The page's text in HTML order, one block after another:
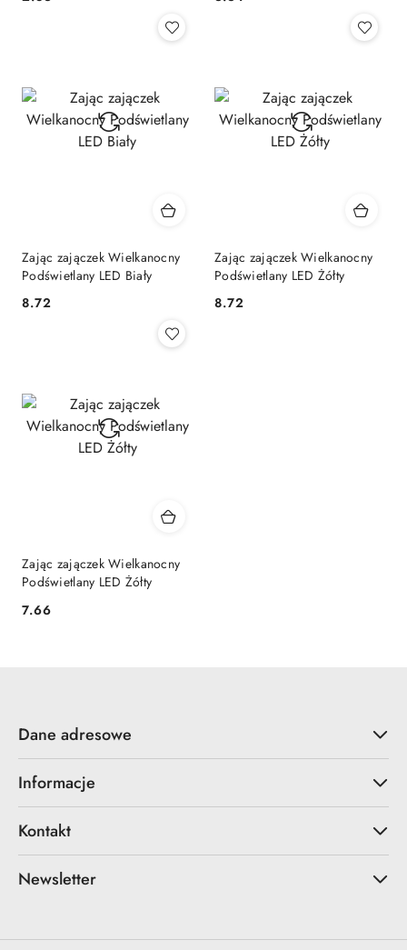
Cena: Cena:
Zając zajączek Wielkanocny
Podświetlany LED Biały
Cena:
8.72
Zając zajączek Wielkanocny
Podświetlany LED Żółty
Cena:
8.72
Zając zajączek Wielkanocny
Podświetlany LED Żółty
Cena:
7.66
Dane adresowe
Informacje
Kontakt
Newsletter